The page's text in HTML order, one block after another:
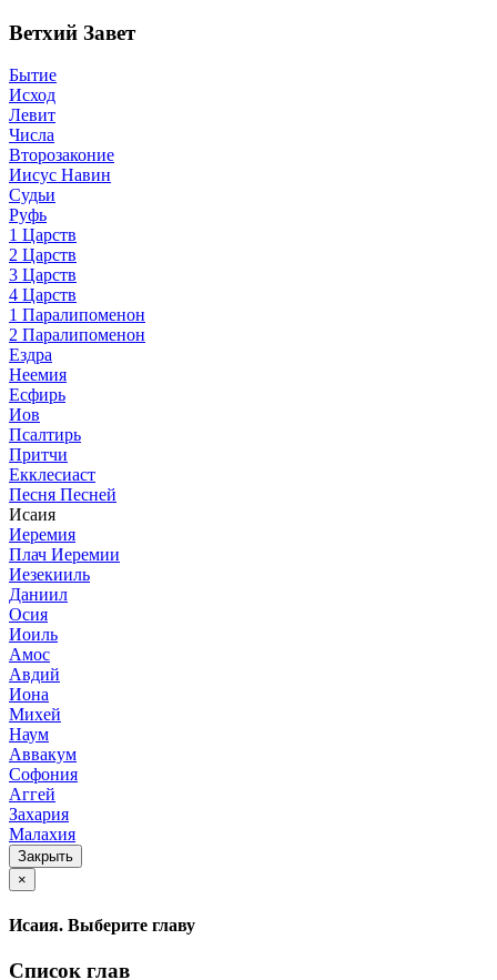
Ветхий Завет
Бытие
Исход
Левит
Числа
Второзаконие
Иисус Навин
Судьи
Руфь
1 Царств
2 Царств
3 Царств
4 Царств
1 Паралипоменон
2 Паралипоменон
Ездра
Неемия
Есфирь
Иов
Псалтирь
Притчи
Екклесиаст
Песня Песней
Исаия
Иеремия
Плач Иеремии
Иезекииль
Даниил
Осия
Иоиль
Амос
Авдий
Иона
Михей
Наум
Аввакум
Софония
Аггей
Захария
Малахия
Закрыть
×
Исаия. Выберите главу
Список глав